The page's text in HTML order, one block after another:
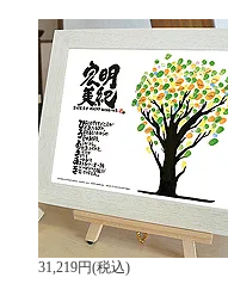
31,219円(税込)